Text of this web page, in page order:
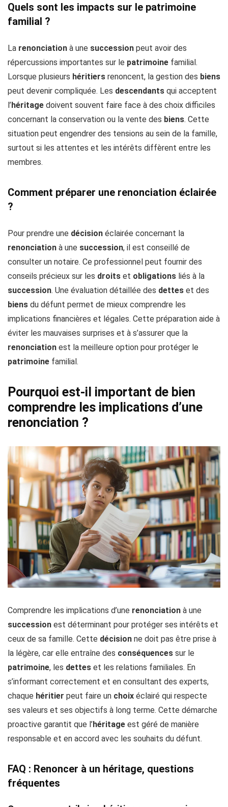
Quels sont les impacts sur le patrimoine
familial ?
La renonciation à une succession peut avoir des
répercussions importantes sur le patrimoine familial.
Lorsque plusieurs héritiers renoncent, la gestion des biens
peut devenir compliquée. Les descendants qui acceptent
l’héritage doivent souvent faire face à des choix difficiles
concernant la conservation ou la vente des biens. Cette
situation peut engendrer des tensions au sein de la famille,
surtout si les attentes et les intérêts diffèrent entre les
membres.
Comment préparer une renonciation éclairée
?
Pour prendre une décision éclairée concernant la
renonciation à une succession, il est conseillé de
consulter un notaire. Ce professionnel peut fournir des
conseils précieux sur les droits et obligations liés à la
succession. Une évaluation détaillée des dettes et des
biens du défunt permet de mieux comprendre les
implications financières et légales. Cette préparation aide à
éviter les mauvaises surprises et à s’assurer que la
renonciation est la meilleure option pour protéger le
patrimoine familial.
Pourquoi est-il important de bien
comprendre les implications d’une
renonciation ?
Comprendre les implications d’une renonciation à une
succession est déterminant pour protéger ses intérêts et
ceux de sa famille. Cette décision ne doit pas être prise à
la légère, car elle entraîne des conséquences sur le
patrimoine, les dettes et les relations familiales. En
s’informant correctement et en consultant des experts,
chaque héritier peut faire un choix éclairé qui respecte
ses valeurs et ses objectifs à long terme. Cette démarche
proactive garantit que l’héritage est géré de manière
responsable et en accord avec les souhaits du défunt.
FAQ : Renoncer à un héritage, questions
fréquentes